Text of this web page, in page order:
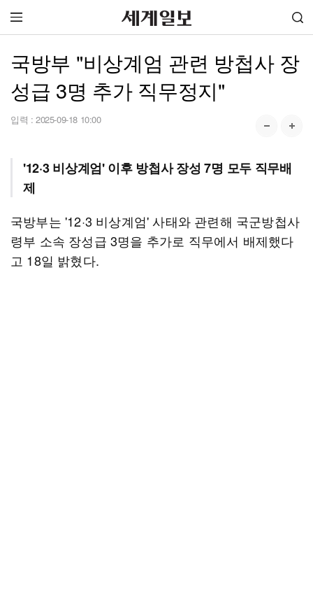
국방부 "비상계엄 관련 방첩사 장
성급 3명 추가 직무정지"
입력 : 2025-09-18 10:00
'12·3 비상계엄' 이후 방첩사 장성 7명 모두 직무배
제
국방부는 '12·3 비상계엄' 사태와 관련해 국군방첩사
령부 소속 장성급 3명을 추가로 직무에서 배제했다
고 18일 밝혔다.